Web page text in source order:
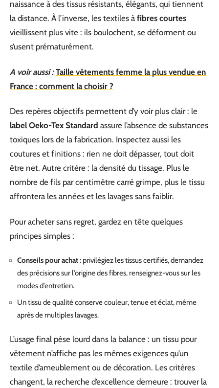
naissance à des tissus résistants, élégants, qui tiennent
la distance. À l’inverse, les textiles à fibres courtes
vieillissent plus vite : ils boulochent, se déforment ou
s’usent prématurément.
A voir aussi : Taille vêtements femme la plus vendue en
France : comment la choisir ?
Des repères objectifs permettent d’y voir plus clair : le
label Oeko-Tex Standard assure l’absence de substances
toxiques lors de la fabrication. Inspectez aussi les
coutures et finitions : rien ne doit dépasser, tout doit
être net. Autre critère : la densité du tissage. Plus le
nombre de fils par centimètre carré grimpe, plus le tissu
affrontera les années et les lavages sans faiblir.
Pour acheter sans regret, gardez en tête quelques
principes simples :
Conseils pour achat: privilégiez les tissus certifiés, demandez
des précisions sur l’origine des fibres, renseignez-vous sur les
modes d’entretien.
Un tissu de qualité conserve couleur, tenue et éclat, même
après de multiples lavages.
L’usage final pèse lourd dans la balance : un tissu pour
vêtement n’affiche pas les mêmes exigences qu’un
textile d’ameublement ou de décoration. Les critères
changent, la recherche d’excellence demeure : trouver la